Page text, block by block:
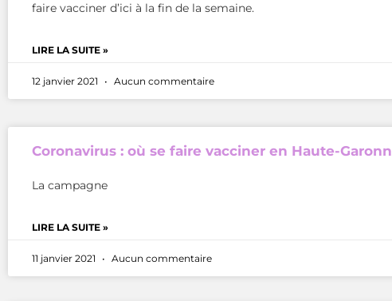
faire vacciner d’ici à la fin de la semaine.
LIRE LA SUITE »
12 janvier 2021 Aucun commentaire
Coronavirus : où se faire vacciner en Haute-
La campagne
LIRE LA SUITE »
11 janvier 2021 Aucun commentaire